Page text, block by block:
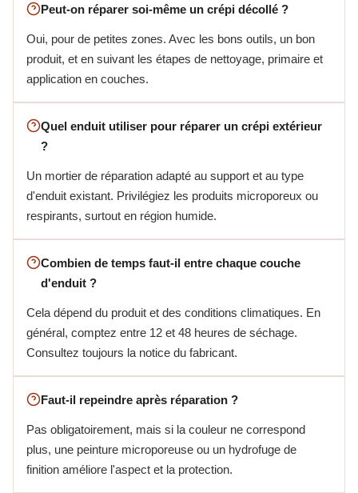
Peut-on réparer soi-même un crépi décollé ?
Oui, pour de petites zones. Avec les bons outils, un bon
produit, et en suivant les étapes de nettoyage, primaire et
application en couches.
Quel enduit utiliser pour réparer un crépi extérieur
?
Un mortier de réparation adapté au support et au type
d'enduit existant. Privilégiez les produits microporeux ou
respirants, surtout en région humide.
Combien de temps faut-il entre chaque couche
d'enduit ?
Cela dépend du produit et des conditions climatiques. En
général, comptez entre 12 et 48 heures de séchage.
Consultez toujours la notice du fabricant.
Faut-il repeindre après réparation ?
Pas obligatoirement, mais si la couleur ne correspond
plus, une peinture microporeuse ou un hydrofuge de
finition améliore l'aspect et la protection.